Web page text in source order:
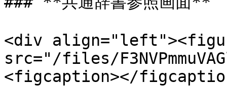
<div
src="/files/
<figcaption></